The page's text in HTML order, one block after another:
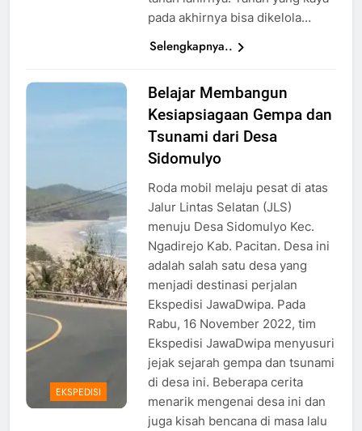
pada akhirnya bisa dikelola…
Selengkapnya..
Pesisir
Sidomulyo,
Pacitan
EKSPEDISI
Belajar Membangun
Kesiapsiagaan Gempa dan
Tsunami dari Desa
Sidomulyo
Roda mobil melaju pesat di atas
Jalur Lintas Selatan (JLS)
menuju Desa Sidomulyo Kec.
Ngadirejo Kab. Pacitan. Desa ini
adalah salah satu desa yang
menjadi destinasi perjalan
Ekspedisi JawaDwipa. Pada
Rabu, 16 November 2022, tim
Ekspedisi JawaDwipa menyusuri
jejak sejarah gempa dan tsunami
di desa ini. Beberapa cerita
menarik mengenai desa ini dan
juga kisah bencana di masa lalu